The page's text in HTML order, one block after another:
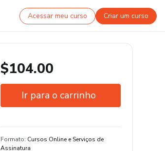
Acessar meu curso Criar um curso
$104.00
Ir para o carrinho
Estude do seu jeito e em qualquer
dispositivo
Formato: Cursos Online e Serviços de
Assinatura